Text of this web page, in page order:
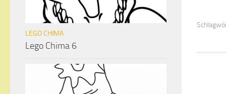
LEGO CHIMA
Lego Chima 6